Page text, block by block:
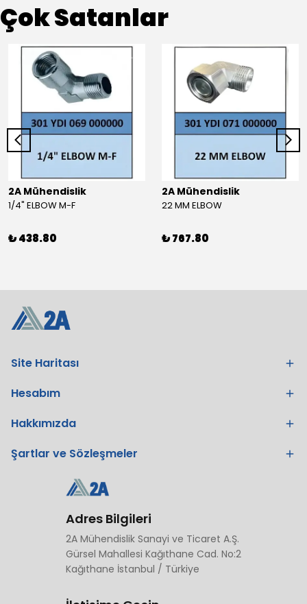
Çok Satanlar
2A Mühendislik
1/4" ELBOW M-F
₺ 438.80
2A Mühendislik
22 MM ELBOW
₺ 767.80
Site Haritası
Hesabım
Hakkımızda
Şartlar ve Sözleşmeler
Adres Bilgileri
2A Mühendislik Sanayi ve Ticaret A.Ş.
Gürsel Mahallesi Kağıthane Cad. No:2
Kağıthane İstanbul / Türkiye